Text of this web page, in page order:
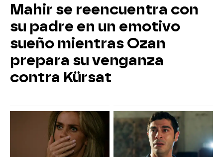
Mahir se reencuentra con
su padre en un emotivo
sueño mientras Ozan
prepara su venganza
contra Kürsat